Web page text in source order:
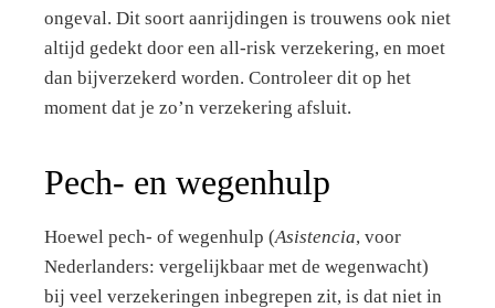
ongeval. Dit soort aanrijdingen is trouwens ook niet
altijd gedekt door een all-risk verzekering, en moet
dan bijverzekerd worden. Controleer dit op het
moment dat je zo’n verzekering afsluit.
Pech- en wegenhulp
Hoewel pech- of wegenhulp (Asistencia, voor
Nederlanders: vergelijkbaar met de wegenwacht)
bij veel verzekeringen inbegrepen zit, is dat niet in